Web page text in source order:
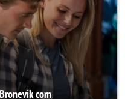
com